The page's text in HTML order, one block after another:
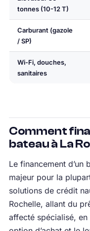
tonnes (10-12 T)
Carburant (gazole
/ SP)
Wi-Fi, douches,
sanitaires
Comment
bateau à La
Le financement d’un
majeur pour la
solutions de crédit
Rochelle, allant du
affecté spécialisé,